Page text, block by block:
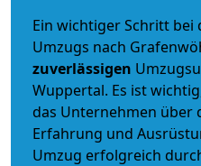
Ein wichtiger Schritt
Umzugs nach
zuverlässigen
Wuppertal. Es ist
das Unternehmen über
Erfahrung und
Umzug erfolgreich